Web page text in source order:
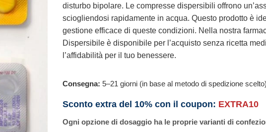
disturbo bipolare. Le compresse dispersibili offrono
sciogliendosi rapidamente in acqua. Questo prodotto è
gestione efficace di queste condizioni. Nella nostra
Dispersibile è disponibile per l’acquisto senza ricetta
l’affidabilità per il tuo benessere.
Consegna: 5–21 giorni (in base al metodo di spedizione scelto)
Sconto extra del 10% con il coupon: EXTRA10
Ogni opzione di dosaggio ha le proprie varianti di